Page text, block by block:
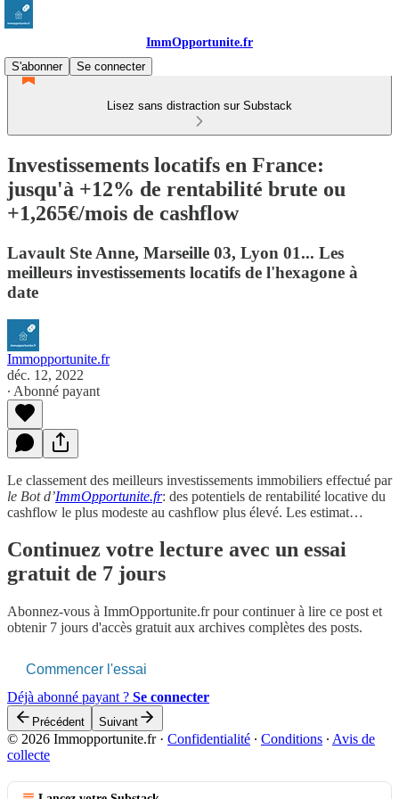
ImmOpportunite.fr
S'abonner
Se connecter
Lisez sans distraction sur Substack
Investissements locatifs en France:
jusqu'à +12% de rentabilité brute ou
+1,265€/mois de cashflow
Lavault Ste Anne, Marseille 03, Lyon 01... Les
meilleurs investissements locatifs de l'hexagone à
date
Immopportunite.fr
déc. 12, 2022
∙ Abonné payant
Le classement des meilleurs investissements immobiliers effectué par
le Bot d’ImmOpportunite.fr: des potentiels de rentabilité locative du
cashflow le plus modeste au cashflow plus élevé. Les estimat…
Continuez votre lecture avec un essai
gratuit de 7 jours
Abonnez-vous à ImmOpportunite.frpour continuer à lire ce post et
obtenir 7 jours d'accès gratuit aux archives complètes des posts.
Commencer l'essai
Déjà abonné payant ? Se connecter
Précédent Suivant
© 2026 Immopportunite.fr· Confidentialité ∙ Conditions ∙ Avis de
collecte